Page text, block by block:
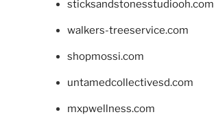
sticksandstonesstudiooh.com
walkers-treeservice.com
shopmossi.com
untamedcollectivesd.com
mxpwellness.com